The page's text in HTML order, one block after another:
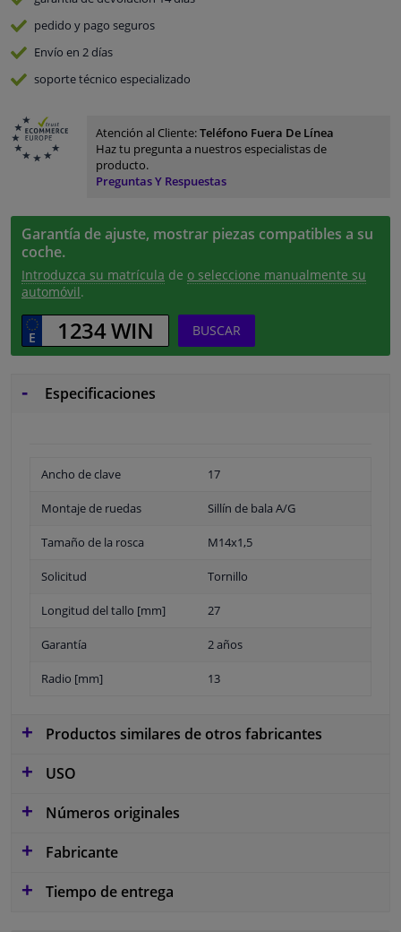
pedido y pago seguros
Envío en 2 días
soporte técnico especializado
Atención al Cliente:Teléfono Fuera De Línea
Haz tu pregunta a nuestros especialistas de
producto.
Preguntas Y Respuestas
Garantía de ajuste, mostrar piezas compatibles a su
coche.
Introduzca su matrícula de o seleccione manualmente su
automóvil.
BUSCAR
Especificaciones
Ancho de clave 17
Montaje de ruedas Sillín de bala A/G
Tamaño de la rosca M14x1,5
Solicitud Tornillo
Longitud del tallo [mm] 27
Garantía 2 años
Radio [mm] 13
Productos similares de otros fabricantes
USO
Números originales
Fabricante
Tiempo de entrega